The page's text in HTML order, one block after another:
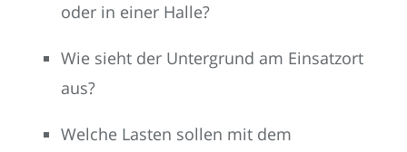
oder in einer Halle?
Wie sieht der Untergrund am Einsatzort
aus?
Welche Lasten sollen mit dem